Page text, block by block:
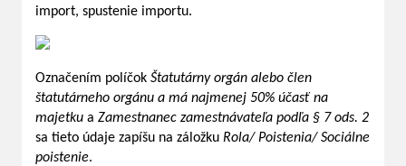
import, spustenie importu.
Označením políčok Štatutárny orgán alebo člen
štatutárneho orgánu a má najmenej 50% účasť na
majetku a Zamestnanec zamestnávateľa podľa § 7 ods. 2
sa tieto údaje zapíšu na záložku Rola/ Poistenia/ Sociálne
poistenie.